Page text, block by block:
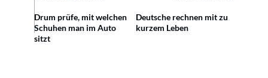
Drum prüfe, mit welchen
Schuhen man im Auto
sitzt
Deutsche rechnen mit zu
kurzem Leben